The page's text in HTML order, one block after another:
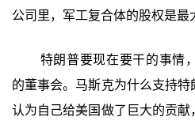
公司里，军工复合体的股权是最
特朗普要现在要干的事情
的董事会。马斯克为什么支持
认为自己给美国做了巨大的贡